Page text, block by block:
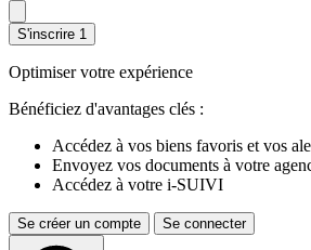
S'inscrire 1
Optimiser votre expérience
Bénéficiez d'avantages clés :
Accédez à vos biens favoris et vos
Envoyez vos documents à votre
Accédez à votre i-SUIVI
Se créer un compte Se connecter